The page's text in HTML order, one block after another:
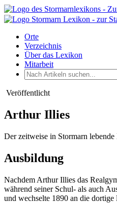
Orte
Verzeichnis
Über das Lexikon
Mitarbeit
Veröffentlicht
Arthur Illies
Der zeitweise in Stormarn
Ausbildung
Nachdem Arthur Illies das
während seiner Schul- als auch
und wechselte 1890 an die